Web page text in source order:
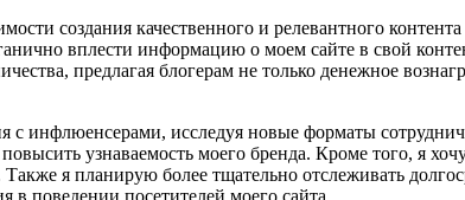
создания качественного и релевантного
вплести информацию о моем сайте в свой
предлагая блогерам не только денежное
инфлюенсерами, исследуя новые форматы
узнаваемость моего бренда. Кроме того, я
я планирую более тщательно отслеживать